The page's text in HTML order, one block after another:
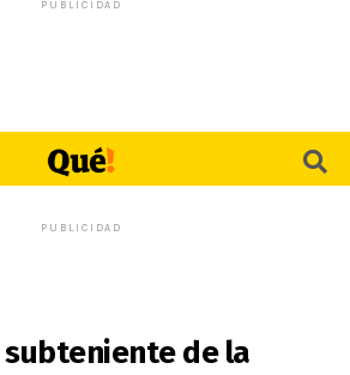
PUBLICIDAD
PUBLICIDAD
subteniente de la